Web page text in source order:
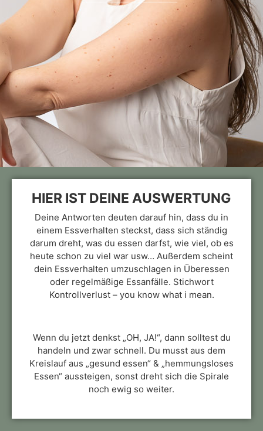
HIER IST DEINE AUSWERTUNG
Deine Antworten deuten darauf hin, dass du in
einem Essverhalten steckst, dass sich ständig
darum dreht, was du essen darfst, wie viel, ob es
heute schon zu viel war usw… Außerdem scheint
dein Essverhalten umzuschlagen in Überessen
oder regelmäßige Essanfälle. Stichwort
Kontrollverlust – you know what i mean.
Wenn du jetzt denkst „OH, JA!“, dann solltest du
handeln und zwar schnell. Du musst aus dem
Kreislauf aus „gesund essen“ & „hemmungsloses
Essen“ aussteigen, sonst dreht sich die Spirale
noch ewig so weiter.